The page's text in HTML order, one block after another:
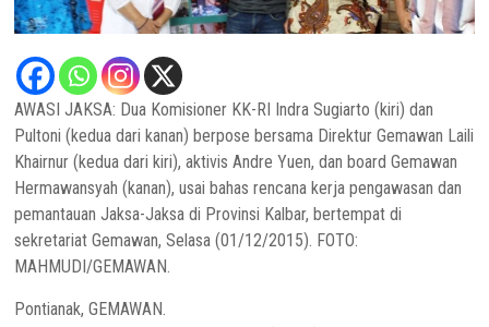
AWASI JAKSA: Dua Komisioner KK-RI Indra Sugiarto (kiri) dan
Pultoni (kedua dari kanan) berpose bersama Direktur Gemawan Laili
Khairnur (kedua dari kiri), aktivis Andre Yuen, dan board Gemawan
Hermawansyah (kanan), usai bahas rencana kerja pengawasan dan
pemantauan Jaksa-Jaksa di Provinsi Kalbar, bertempat di
sekretariat Gemawan, Selasa (01/12/2015). FOTO:
MAHMUDI/GEMAWAN.
Pontianak, GEMAWAN.